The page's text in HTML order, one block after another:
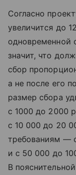
Согласно
увеличится до
одновременной
значит, что
сбор
а не после его
размер сбора
с 1000 до 2000
с 10 000 до 20
требованиям —
и с 50 000 до
В